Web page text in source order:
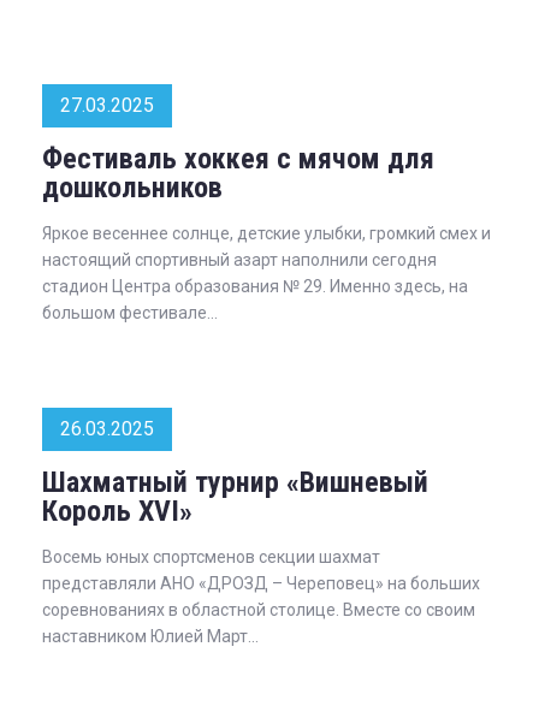
27.03.2025
Фестиваль хоккея с мячом для
дошкольников
Яркое весеннее солнце, детские улыбки, громкий смех и
настоящий спортивный азарт наполнили сегодня
стадион Центра образования № 29. Именно здесь, на
большом фестивале...
26.03.2025
Шахматный турнир «Вишневый
Король XVI»
Восемь юных спортсменов секции шахмат
представляли АНО «ДРОЗД – Череповец» на больших
соревнованиях в областной столице. Вместе со своим
наставником Юлией Март...